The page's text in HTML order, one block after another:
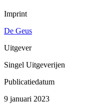
Imprint
De Geus
Uitgever
Singel Uitgeverijen
Publicatiedatum
9 januari 2023